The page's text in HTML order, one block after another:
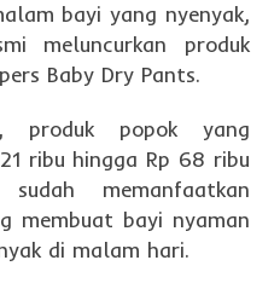
bayi yang nyenyak,
meluncurkan produk
Baby Dry Pants.
popok yang
ribu hingga Rp 68 ribu
memanfaatkan
membuat bayi nyaman
di malam hari.